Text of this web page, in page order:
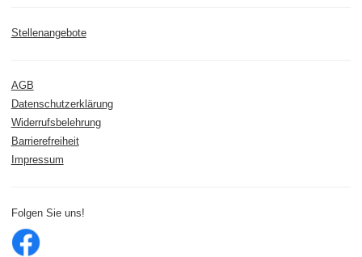
Stellenangebote
AGB
Datenschutzerklärung
Widerrufsbelehrung
Barrierefreiheit
Impressum
Folgen Sie uns!